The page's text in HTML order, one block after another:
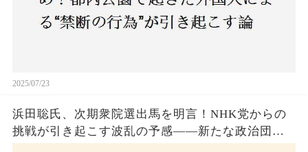
2025/07/23
浜田聡氏、次期衆院選出馬を明言！NHK党からの
挑戦が引き起こす波乱の予感——新たな政治団体